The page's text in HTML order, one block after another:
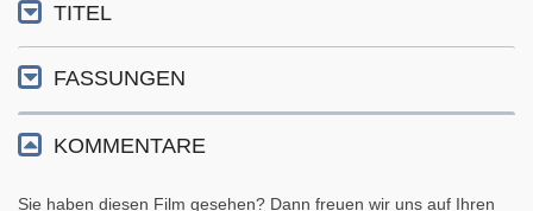
TITEL
FASSUNGEN
KOMMENTARE
Sie haben diesen Film gesehen? Dann freuen wir uns auf Ihren